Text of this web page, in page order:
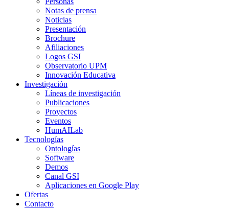
Notas de prensa
Noticias
Presentación
Brochure
Afiliaciones
Logos GSI
Observatorio UPM
Innovación Educativa
Investigación
Líneas de investigación
Publicaciones
Proyectos
Eventos
HumAILab
Tecnologías
Ontologías
Software
Demos
Canal GSI
Aplicaciones en Google Play
Ofertas
Contacto